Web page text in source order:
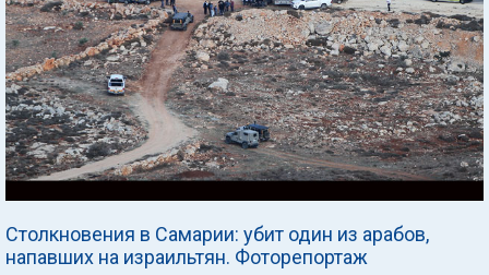
Столкновения в Самарии: убит один из арабов,
напавших на израильтян. Фоторепортаж